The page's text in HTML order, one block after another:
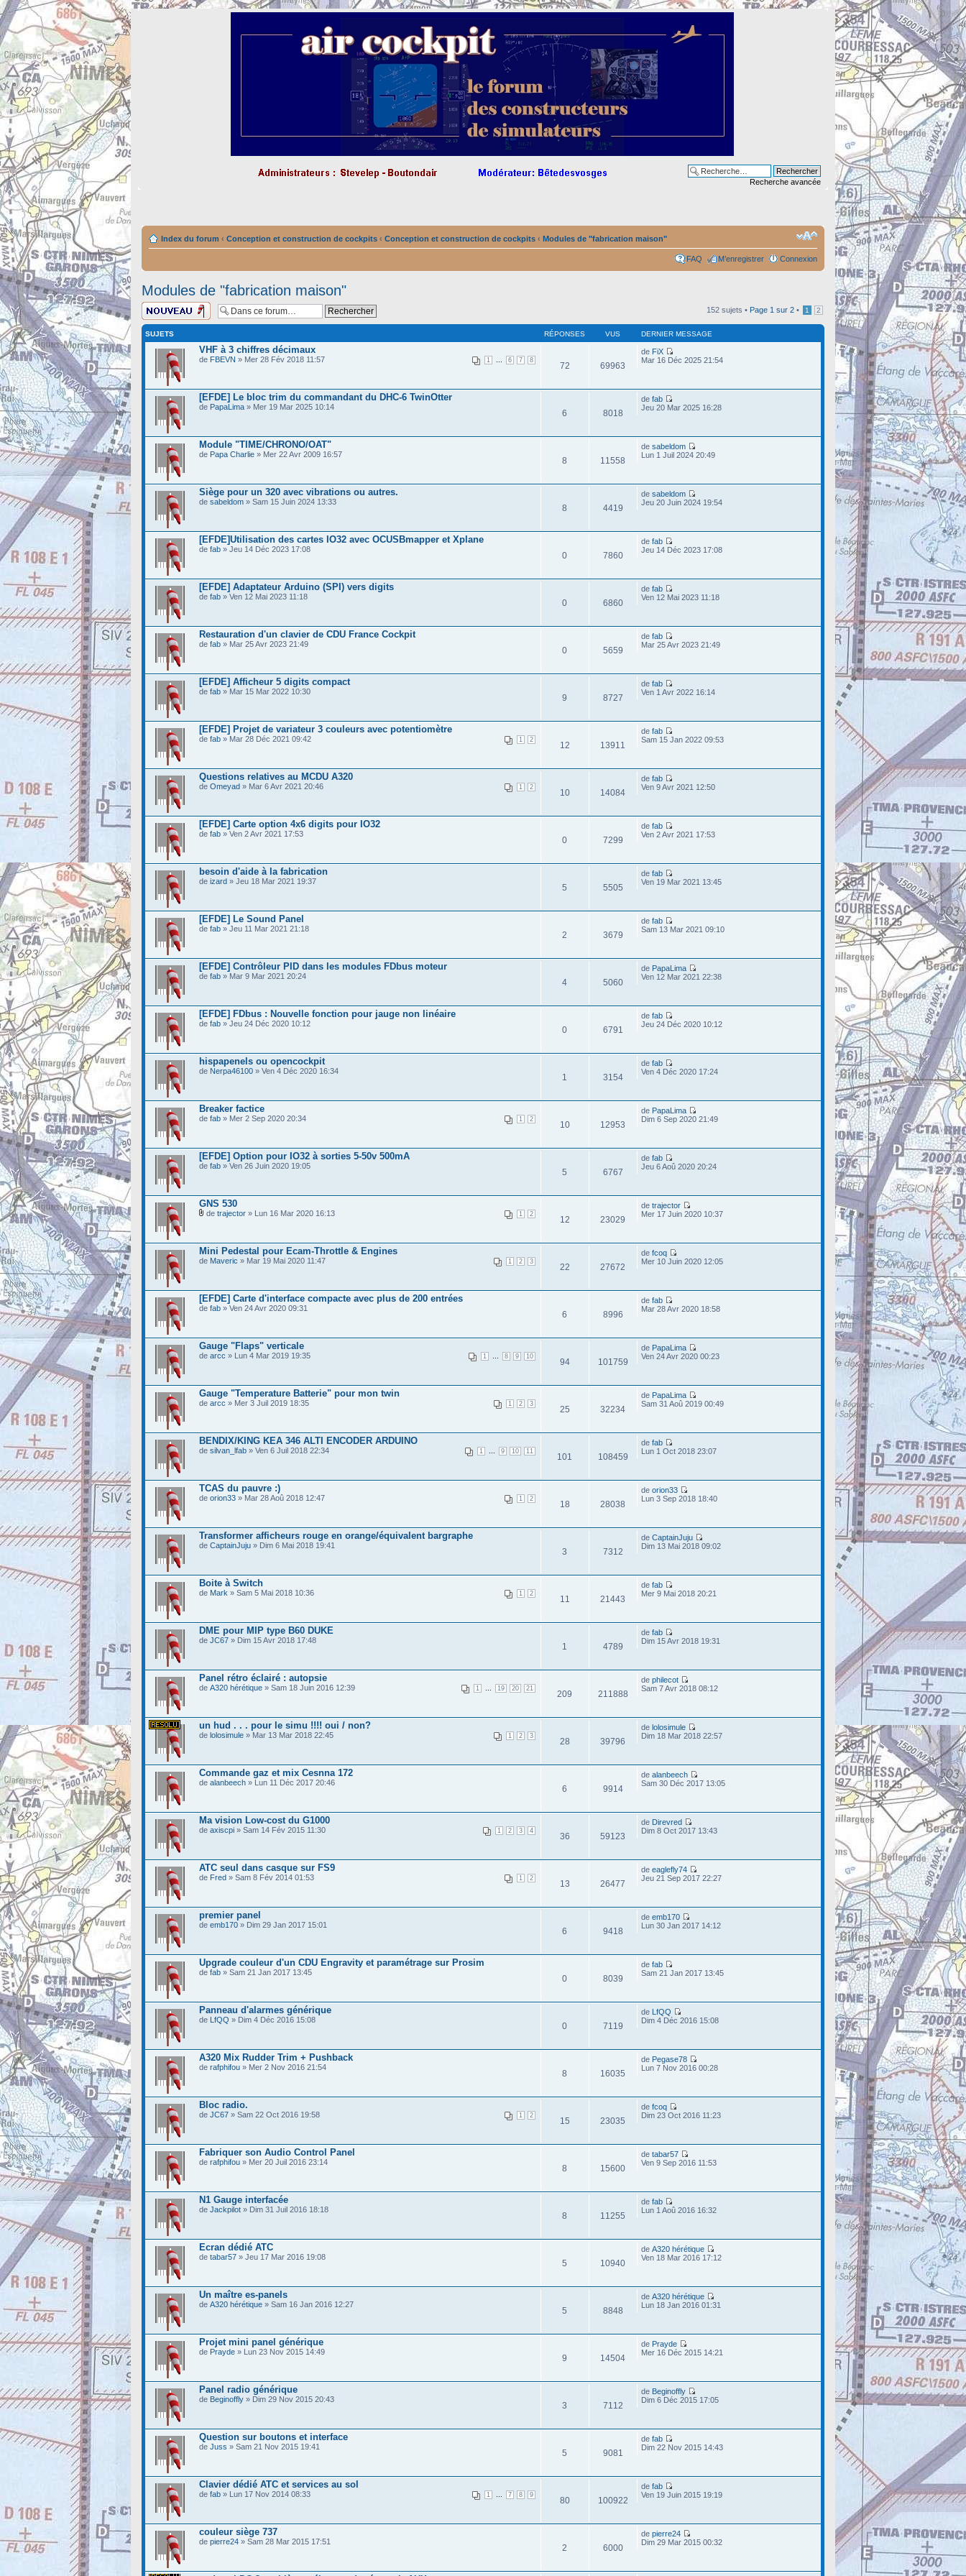
Recherche avancée
Index du forum ‹ Conception et construction de cockpits ‹ Conception et construction de cockpits ‹ Modules de "fabrication maison"
FAQ M’enregistrer Connexion
Modules de "fabrication maison"
Ecrire un nouveau
sujet
152 sujets • Page 1 sur 2 • 1 2
SUJETS RÉPONSES VUS DERNIER MESSAGE
VHF à 3 chiffres décimaux
1 6 7 8
de FBEVN » Mer 28 Fév 2018 11:57
72 69963
de FiX
Mar 16 Déc 2025 21:54
[EFDE] Le bloc trim du commandant du DHC-6 TwinOtter
de PapaLima » Mer 19 Mar 2025 10:14
6 8018
de fab
Jeu 20 Mar 2025 16:28
Module "TIME/CHRONO/OAT"
de Papa Charlie » Mer 22 Avr 2009 16:57
8 11558
de sabeldom
Lun 1 Juil 2024 20:49
Siège pour un 320 avec vibrations ou autres.
de sabeldom » Sam 15 Juin 2024 13:33
8 4419
de sabeldom
Jeu 20 Juin 2024 19:54
[EFDE]Utilisation des cartes IO32 avec OCUSBmapper et Xplane
de fab » Jeu 14 Déc 2023 17:08
0 7860
de fab
Jeu 14 Déc 2023 17:08
[EFDE] Adaptateur Arduino (SPI) vers digits
de fab » Ven 12 Mai 2023 11:18
0 6860
de fab
Ven 12 Mai 2023 11:18
Restauration d'un clavier de CDU France Cockpit
de fab » Mar 25 Avr 2023 21:49
0 5659
de fab
Mar 25 Avr 2023 21:49
[EFDE] Afficheur 5 digits compact
de fab » Mar 15 Mar 2022 10:30
9 8727
de fab
Ven 1 Avr 2022 16:14
[EFDE] Projet de variateur 3 couleurs avec potentiomètre
1 2
de fab » Mar 28 Déc 2021 09:42
12 13911
de fab
Sam 15 Jan 2022 09:53
Questions relatives au MCDU A320
1 2
de Omeyad » Mar 6 Avr 2021 20:46
10 14084
de fab
Ven 9 Avr 2021 12:50
[EFDE] Carte option 4x6 digits pour IO32
de fab » Ven 2 Avr 2021 17:53
0 7299
de fab
Ven 2 Avr 2021 17:53
besoin d'aide à la fabrication
de izard » Jeu 18 Mar 2021 19:37
5 5505
de fab
Ven 19 Mar 2021 13:45
[EFDE] Le Sound Panel
de fab » Jeu 11 Mar 2021 21:18
2 3679
de fab
Sam 13 Mar 2021 09:10
[EFDE] Contrôleur PID dans les modules FDbus moteur
de fab » Mar 9 Mar 2021 20:24
4 5060
de PapaLima
Ven 12 Mar 2021 22:38
[EFDE] FDbus : Nouvelle fonction pour jauge non linéaire
de fab » Jeu 24 Déc 2020 10:12
0 6791
de fab
Jeu 24 Déc 2020 10:12
hispapenels ou opencockpit
de Nerpa46100 » Ven 4 Déc 2020 16:34
1 3154
de fab
Ven 4 Déc 2020 17:24
Breaker factice
1 2
de fab » Mer 2 Sep 2020 20:34
10 12953
de PapaLima
Dim 6 Sep 2020 21:49
[EFDE] Option pour IO32 à sorties 5-50v 500mA
de fab » Ven 26 Juin 2020 19:05
5 6767
de fab
Jeu 6 Aoû 2020 20:24
GNS 530
1 2
de trajector » Lun 16 Mar 2020 16:13
12 23029
de trajector
Mer 17 Juin 2020 10:37
Mini Pedestal pour Ecam-Throttle & Engines
1 2 3
de Maveric » Mar 19 Mai 2020 11:47
22 27672
de fcoq
Mer 10 Juin 2020 12:05
[EFDE] Carte d'interface compacte avec plus de 200 entrées
de fab » Ven 24 Avr 2020 09:31
6 8996
de fab
Mar 28 Avr 2020 18:58
Gauge "Flaps" verticale
1 8 9 10
de arcc » Lun 4 Mar 2019 19:35
94 101759
de PapaLima
Ven 24 Avr 2020 00:23
Gauge "Temperature Batterie" pour mon twin
1 2 3
de arcc » Mer 3 Juil 2019 18:35
25 32234
de PapaLima
Sam 31 Aoû 2019 00:49
BENDIX/KING KEA 346 ALTI ENCODER ARDUINO
1 9 10 11
de silvan_lfab » Ven 6 Juil 2018 22:34
101 108459
de fab
Lun 1 Oct 2018 23:07
TCAS du pauvre :)
1 2
de orion33 » Mar 28 Aoû 2018 12:47
18 28038
de orion33
Lun 3 Sep 2018 18:40
Transformer afficheurs rouge en orange/équivalent bargraphe
de CaptainJuju » Dim 6 Mai 2018 19:41
3 7312
de CaptainJuju
Dim 13 Mai 2018 09:02
Boite à Switch
1 2
de Mark » Sam 5 Mai 2018 10:36
11 21443
de fab
Mer 9 Mai 2018 20:21
DME pour MIP type B60 DUKE
de JC67 » Dim 15 Avr 2018 17:48
1 4789
de fab
Dim 15 Avr 2018 19:31
Panel rétro éclairé : autopsie
1 19 20 21
de A320 hérétique » Sam 18 Juin 2016 12:39
209 211888
de philecot
Sam 7 Avr 2018 08:12
un hud . . . pour le simu !!!! oui / non?
1 2 3
de lolosimule » Mar 13 Mar 2018 22:45
28 39796
de lolosimule
Dim 18 Mar 2018 22:57
Commande gaz et mix Cesnna 172
de alanbeech » Lun 11 Déc 2017 20:46
6 9914
de alanbeech
Sam 30 Déc 2017 13:05
Ma vision Low-cost du G1000
1 2 3 4
de axiscpi » Sam 14 Fév 2015 11:30
36 59123
de Direvred
Dim 8 Oct 2017 13:43
ATC seul dans casque sur FS9
1 2
de Fred » Sam 8 Fév 2014 01:53
13 26477
de eaglefly74
Jeu 21 Sep 2017 22:27
premier panel
de emb170 » Dim 29 Jan 2017 15:01
6 9418
de emb170
Lun 30 Jan 2017 14:12
Upgrade couleur d'un CDU Engravity et paramétrage sur Prosim
de fab » Sam 21 Jan 2017 13:45
0 8039
de fab
Sam 21 Jan 2017 13:45
Panneau d'alarmes générique
de LfQQ » Dim 4 Déc 2016 15:08
0 7119
de LfQQ
Dim 4 Déc 2016 15:08
A320 Mix Rudder Trim + Pushback
de rafphifou » Mer 2 Nov 2016 21:54
8 16035
de Pegase78
Lun 7 Nov 2016 00:28
Bloc radio.
1 2
de JC67 » Sam 22 Oct 2016 19:58
15 23035
de fcoq
Dim 23 Oct 2016 11:23
Fabriquer son Audio Control Panel
de rafphifou » Mer 20 Juil 2016 23:14
8 15600
de tabar57
Ven 9 Sep 2016 11:53
N1 Gauge interfacée
de Jackpilot » Dim 31 Juil 2016 18:18
8 11255
de fab
Lun 1 Aoû 2016 16:32
Ecran dédié ATC
de tabar57 » Jeu 17 Mar 2016 19:08
5 10940
de A320 hérétique
Ven 18 Mar 2016 17:12
Un maître es-panels
de A320 hérétique » Sam 16 Jan 2016 12:27
5 8848
de A320 hérétique
Lun 18 Jan 2016 01:31
Projet mini panel générique
de Prayde » Lun 23 Nov 2015 14:49
9 14504
de Prayde
Mer 16 Déc 2015 14:21
Panel radio générique
de Beginoffly » Dim 29 Nov 2015 20:43
3 7112
de Beginoffly
Dim 6 Déc 2015 17:05
Question sur boutons et interface
de Juss » Sam 21 Nov 2015 19:41
5 9081
de fab
Dim 22 Nov 2015 14:43
Clavier dédié ATC et services au sol
1 7 8 9
de fab » Lun 17 Nov 2014 08:33
80 100922
de fab
Ven 19 Juin 2015 19:19
couleur siège 737
de pierre24 » Sam 28 Mar 2015 17:51
2 6000
de pierre24
Dim 29 Mar 2015 00:32